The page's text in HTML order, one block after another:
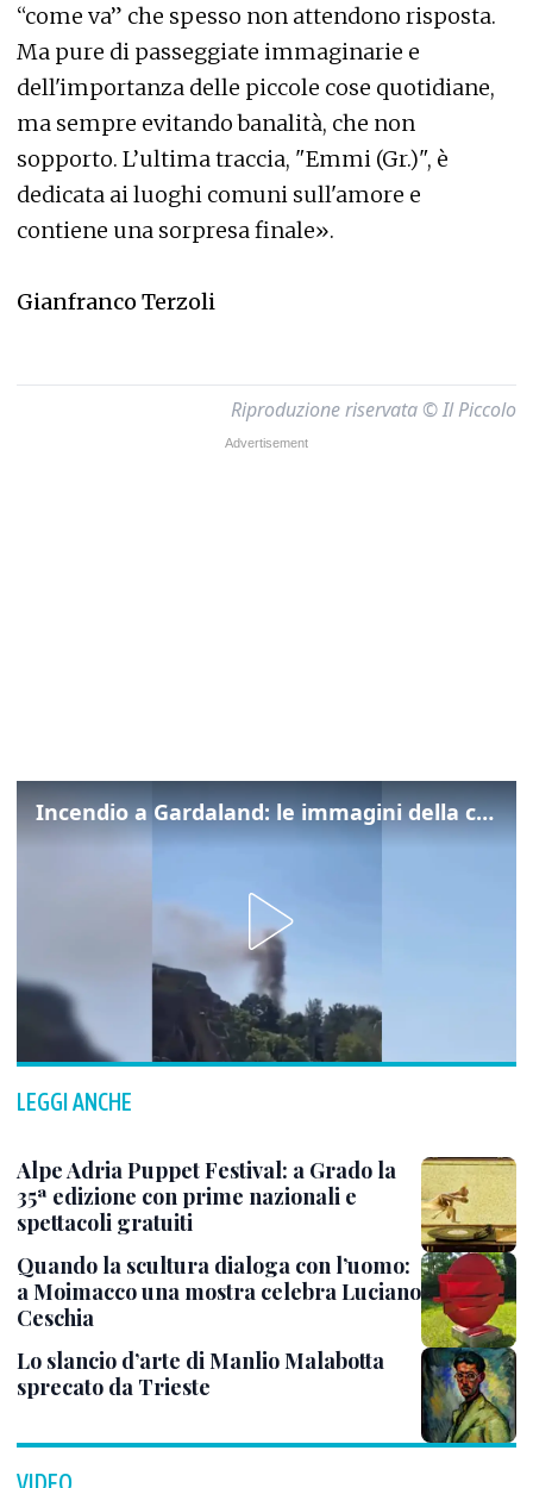
“come va” che spesso non attendono risposta.
Ma pure di passeggiate immaginarie e
dell'importanza delle piccole cose quotidiane,
ma sempre evitando banalità, che non
sopporto. L’ultima traccia, "Emmi (Gr.)", è
dedicata ai luoghi comuni sull'amore e
contiene una sorpresa finale».
Gianfranco Terzoli
Riproduzione riservata © Il Piccolo
Incendio a Gardaland: le immagini della colonna di fumo
LEGGI ANCHE
Alpe Adria Puppet Festival: a Grado la
35ª edizione con prime nazionali e
spettacoli gratuiti
Quando la scultura dialoga con l’uomo:
a Moimacco una mostra celebra Luciano
Ceschia
Lo slancio d’arte di Manlio Malabotta
sprecato da Trieste